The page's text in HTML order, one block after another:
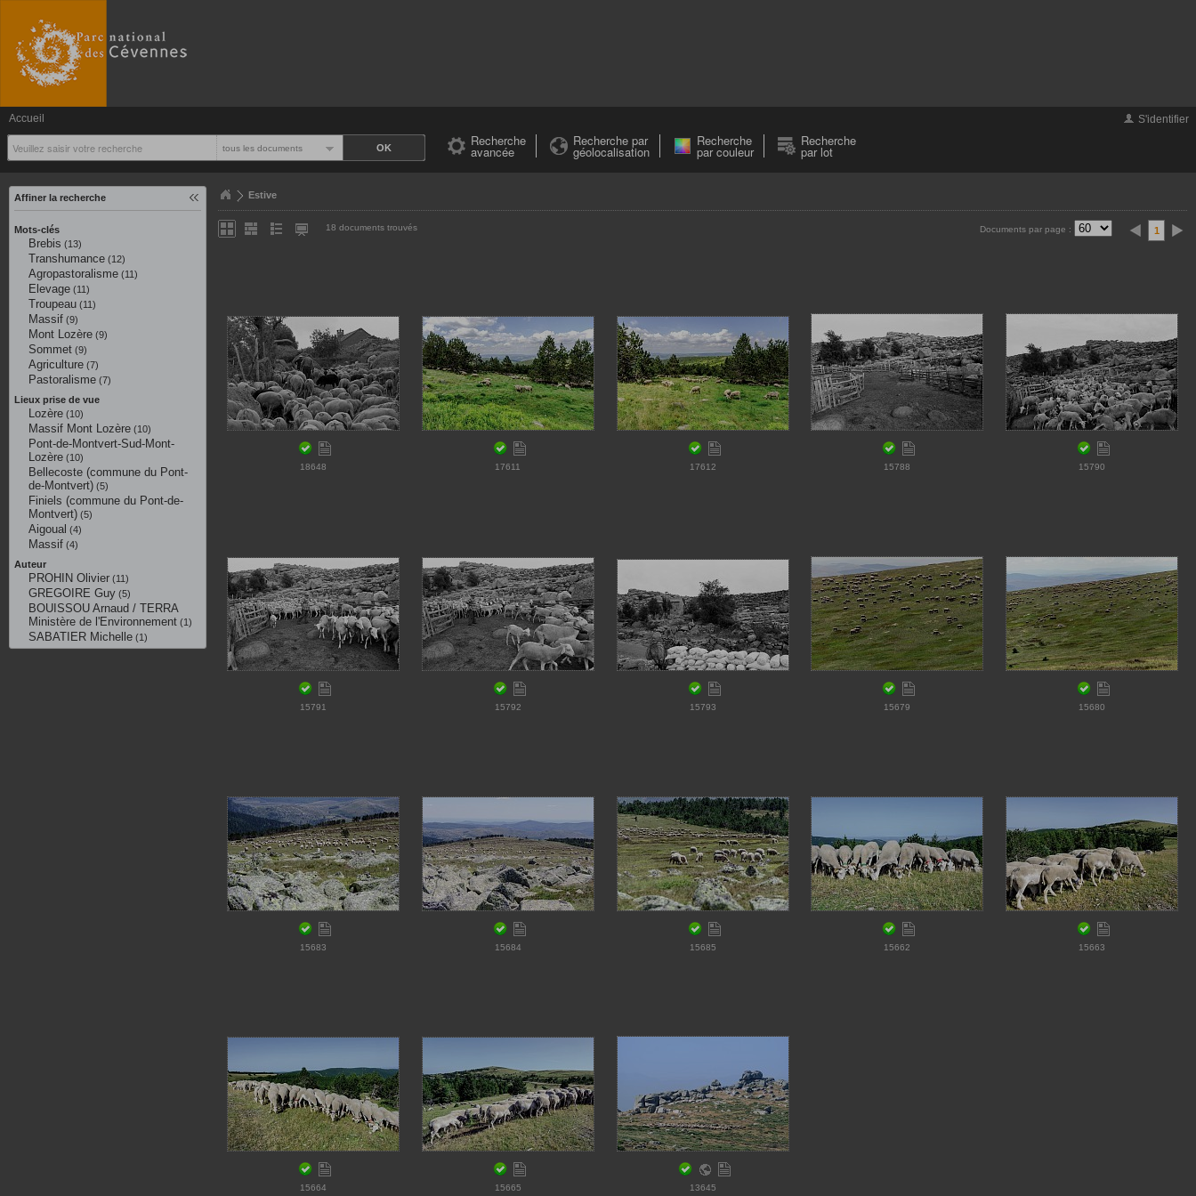
Accueil S'identifier
tous les documents Recherche
avancée
Recherche par
géolocalisation
Recherche
par couleur
Recherche
par lot
Affiner la recherche
Mots-clés
Brebis (13)
Transhumance (12)
Agropastoralisme (11)
Elevage (11)
Troupeau (11)
Massif (9)
Mont Lozère (9)
Sommet (9)
Agriculture (7)
Pastoralisme (7)
Lieux prise de vue
Lozère (10)
Massif Mont Lozère (10)
Pont-de-Montvert-Sud-Mont-
Lozère (10)
Bellecoste (commune du Pont-
de-Montvert) (5)
Finiels (commune du Pont-de-
Montvert) (5)
Aigoual (4)
Massif (4)
Auteur
PROHIN Olivier (11)
GREGOIRE Guy (5)
BOUISSOU Arnaud / TERRA
Ministère de l'Environnement (1)
SABATIER Michelle (1)
Estive
18 documents trouvés 1
Documents par page :
18648 17611 17612 15788 15790
15791 15792 15793 15679 15680
15683 15684 15685 15662 15663
15664 15665 13645